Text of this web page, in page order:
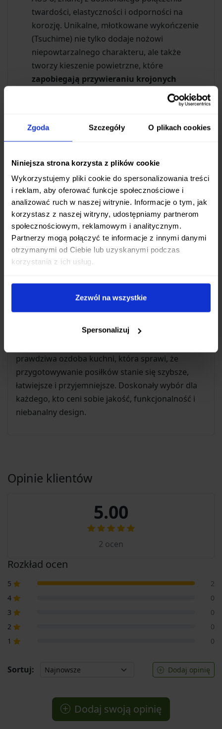
Zgoda Szczegóły O plikach cookies
Niniejsza strona korzysta z plików cookie
Wykorzystujemy pliki cookie do spersonalizowania treści
i reklam, aby oferować funkcje społecznościowe i
analizować ruch w naszej witrynie. Informacje o tym, jak
korzystasz z naszej witryny, udostępniamy partnerom
społecznościowym, reklamowym i analitycznym.
Partnerzy mogą połączyć te informacje z innymi danymi
otrzymanymi od Ciebie lub uzyskanymi podczas
korzystania z ich usług.
Zezwól na wszystkie
Spersonalizuj
twardości, elastyczności i odporności na
korozję. Unikalne, młotkowane wykończenie
(Tsuchime) nie tylko dodaje nożowi
niepowtarzalnego charakteru, ale także
tworzy kieszenie powietrzne, które
zapobiegają przywieraniu krojonych
Optymalna twardość
ostrzenia.
Komfort i bezpieczeństwo użytkowania
Rękojeść z drewna Pakka:Ergonomicznie
wyprofilowana rękojeść wykonana z trwałego,
laminowanego drewna Pakka doskonale leży
w dłoni, zapewniając pewny chwyt nawet
podczas intensywnej pracy. Materiał ten jest
odporny na wilgoć i zmiany temperatury.
Zintegrowany bolster:
Bolster (zgrubienie
wyważenie noża, poprawia kontrolę nad
ostrzem i chroni palce przed zsunięciem się
na krawędź tnącą. Stanowi także estetyczne
prawdziwa ozdoba kuchni, która sprawi, że
przygotowywanie posiłków stanie się szybsze,
łatwiejsze i przyjemniejsze. Doskonały wybór dla
każdego, kto ceni sobie jakość, funkcjonalność i
niebanalny design.
Opinie klientów
5.00
2 ocen
Rozkład ocen
5
2
4
0
3
0
2
0
1
0
Sortuj: Dodaj opinię
Dodaj swoją opinię